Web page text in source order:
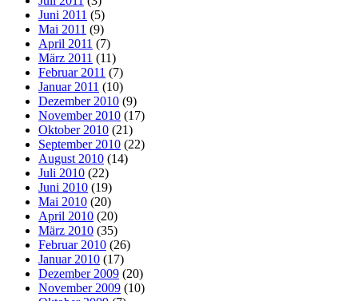
Juni 2011 (5)
Mai 2011 (9)
April 2011 (7)
März 2011 (11)
Februar 2011 (7)
Januar 2011 (10)
Dezember 2010 (9)
November 2010 (17)
Oktober 2010 (21)
September 2010 (22)
August 2010 (14)
Juli 2010 (22)
Juni 2010 (19)
Mai 2010 (20)
April 2010 (20)
März 2010 (35)
Februar 2010 (26)
Januar 2010 (17)
Dezember 2009 (20)
November 2009 (10)